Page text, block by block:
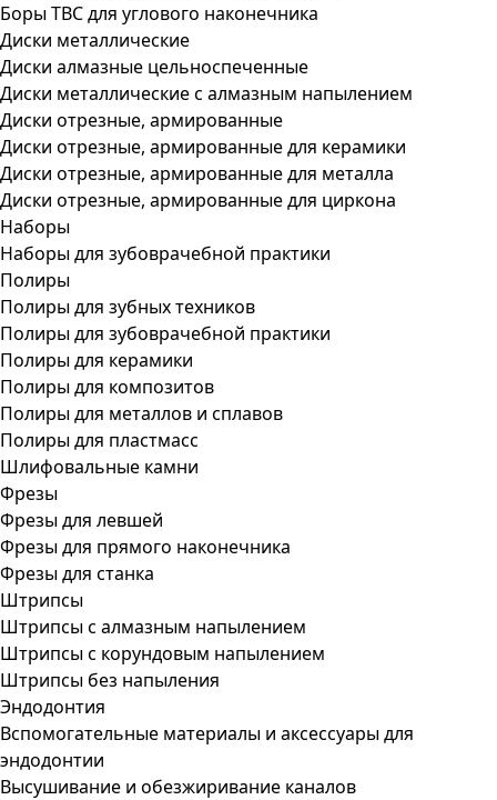
Боры ТВС для углового наконечника
Диски металлические
Диски алмазные цельноспеченные
Диски металлические с алмазным напылением
Диски отрезные, армированные
Диски отрезные, армированные для керамики
Диски отрезные, армированные для металла
Диски отрезные, армированные для циркона
Наборы
Наборы для зубоврачебной практики
Полиры
Полиры для зубных техников
Полиры для зубоврачебной практики
Полиры для керамики
Полиры для композитов
Полиры для металлов и сплавов
Полиры для пластмасс
Шлифовальные камни
Фрезы
Фрезы для левшей
Фрезы для прямого наконечника
Фрезы для станка
Штрипсы
Штрипсы c алмазным напылением
Штрипсы c корундовым напылением
Штрипсы без напыления
Эндодонтия
Вспомогательные материалы и аксессуары для
эндодонтии
Высушивание и обезжиривание каналов